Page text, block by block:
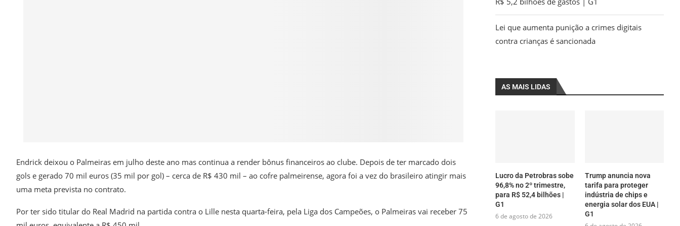
Endrick deixou o Palmeiras em julho deste ano mas continua a render bônus financeiros ao clube. Depois de ter marcado dois
gols e gerado 70 mil euros (35 mil por gol) – cerca de R$ 430 mil – ao cofre palmeirense, agora foi a vez do brasileiro atingir mais
uma meta prevista no contrato.
Por ter sido titular do Real Madrid na partida contra o Lille nesta quarta-feira, pela Liga dos Campeões, o Palmeiras vai receber 75
Lei que aumenta punição a crimes digitais
contra crianças é sancionada
AS MAIS LIDAS
Lucro da Petrobras sobe
96,8% no 2º trimestre,
para R$ 52,4 bilhões |
G1
6 de agosto de 2026
Trump anuncia nova
tarifa para proteger
indústria de chips e
energia solar dos EUA |
G1